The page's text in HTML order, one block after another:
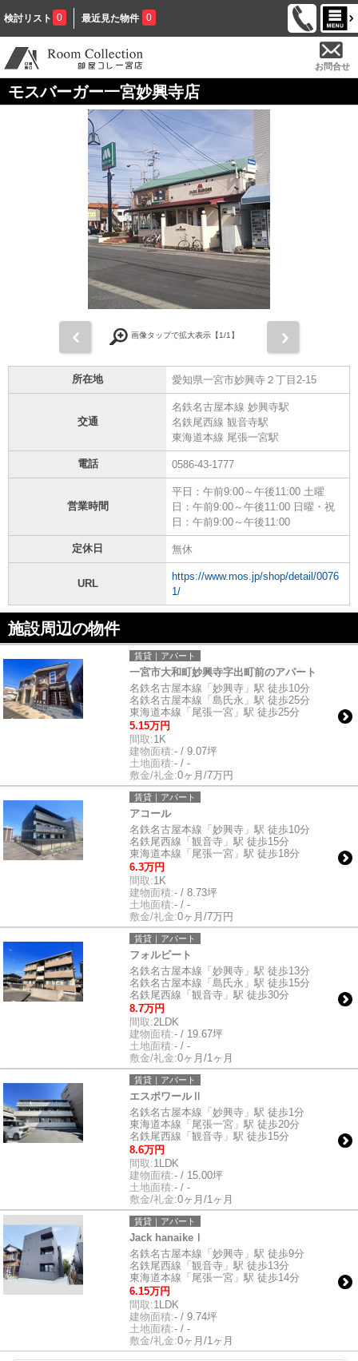
検討リスト 0 最近見た物件 0
お問合せ
モスバーガー一宮妙興寺店
画像タップで拡大表示【1/1】
所在地 愛知県一宮市妙興寺２丁目2-15
交通
名鉄名古屋本線 妙興寺駅
名鉄尾西線 観音寺駅
東海道本線 尾張一宮駅
電話 0586-43-1777
営業時間
平日：午前9:00～午後11:00 土曜
日：午前9:00～午後11:00 日曜・祝
日：午前9:00～午後11:00
定休日 無休
URL
https://www.mos.jp/shop/detail/0076
1/
施設周辺の物件
賃貸｜アパート
一宮市大和町妙興寺字出町前のアパート
名鉄名古屋本線「妙興寺」駅 徒歩10分
名鉄名古屋本線「島氏永」駅 徒歩25分
東海道本線「尾張一宮」駅 徒歩25分
5.15万円
間取:1K
建物面積:- / 9.07坪
土地面積:- / -
敷金/礼金:0ヶ月/7万円
賃貸｜アパート
アコール
名鉄名古屋本線「妙興寺」駅 徒歩10分
名鉄尾西線「観音寺」駅 徒歩15分
東海道本線「尾張一宮」駅 徒歩18分
6.3万円
間取:1K
建物面積:- / 8.73坪
土地面積:- / -
敷金/礼金:0ヶ月/7万円
賃貸｜アパート
フォルビート
名鉄名古屋本線「妙興寺」駅 徒歩13分
名鉄名古屋本線「島氏永」駅 徒歩15分
名鉄尾西線「観音寺」駅 徒歩30分
8.7万円
間取:2LDK
建物面積:- / 19.67坪
土地面積:- / -
敷金/礼金:0ヶ月/1ヶ月
賃貸｜アパート
エスポワールⅡ
名鉄名古屋本線「妙興寺」駅 徒歩1分
東海道本線「尾張一宮」駅 徒歩20分
名鉄尾西線「観音寺」駅 徒歩15分
8.6万円
間取:1LDK
建物面積:- / 15.00坪
土地面積:- / -
敷金/礼金:0ヶ月/1ヶ月
賃貸｜アパート
Jack hanaikeⅠ
名鉄名古屋本線「妙興寺」駅 徒歩9分
名鉄尾西線「観音寺」駅 徒歩13分
東海道本線「尾張一宮」駅 徒歩14分
6.15万円
間取:1LDK
建物面積:- / 9.74坪
土地面積:- / -
敷金/礼金:0ヶ月/1ヶ月